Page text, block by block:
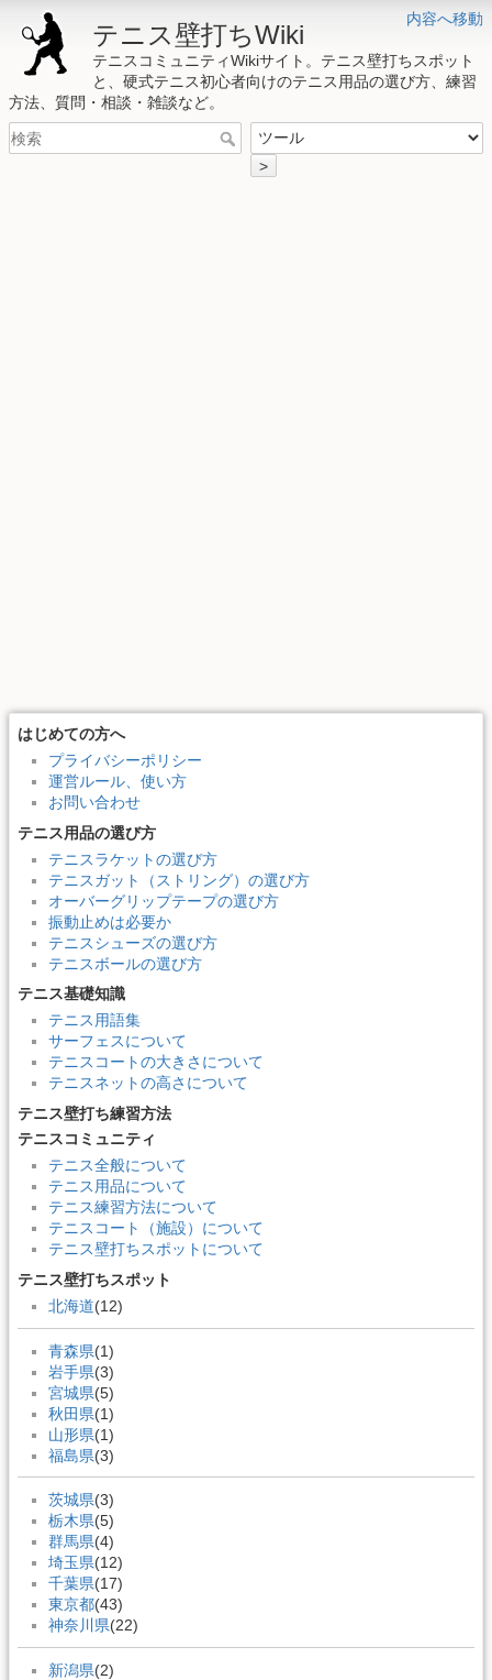
内容へ移動
テニス壁打ちWiki
テニスコミュニティWikiサイト。テニス壁打ちスポット
と、硬式テニス初心者向けのテニス用品の選び方、練習
方法、質問・相談・雑談など。
>
はじめての方へ
プライバシーポリシー
運営ルール、使い方
お問い合わせ
テニス用品の選び方
テニスラケットの選び方
テニスガット（ストリング）の選び方
オーバーグリップテープの選び方
振動止めは必要か
テニスシューズの選び方
テニスボールの選び方
テニス基礎知識
テニス用語集
サーフェスについて
テニスコートの大きさについて
テニスネットの高さについて
テニス壁打ち練習方法
テニスコミュニティ
テニス全般について
テニス用品について
テニス練習方法について
テニスコート（施設）について
テニス壁打ちスポットについて
テニス壁打ちスポット
北海道(12)
青森県(1)
岩手県(3)
宮城県(5)
秋田県(1)
山形県(1)
福島県(3)
茨城県(3)
栃木県(5)
群馬県(4)
埼玉県(12)
千葉県(17)
東京都(43)
神奈川県(22)
新潟県(2)